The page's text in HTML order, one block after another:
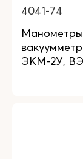
4041-74
ЭКМ-2У,